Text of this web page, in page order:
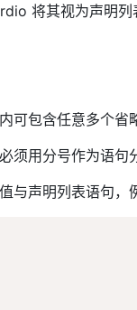
将其视为声明
可包含任意多个
须用分号作为语句
与声明列表语句，